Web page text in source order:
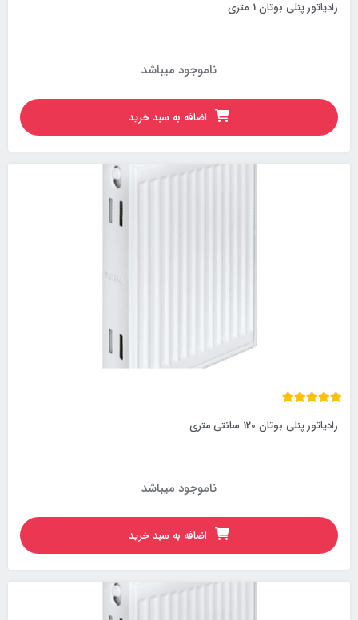
رادیاتور پنلی بوتان 1 متری
ناموجود میباشد
اضافه به سبد خرید
رادیاتور پنلی بوتان 120 سانتی متری
ناموجود میباشد
اضافه به سبد خرید